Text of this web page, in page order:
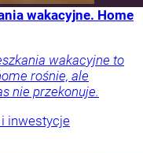
wakacyjne. Home
wakacyjne to
rośnie, ale
nie przekonuje.
inwestycje